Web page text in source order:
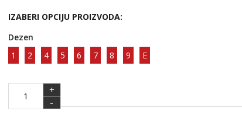
IZABERI OPCIJU PROIZVODA:
Dezen
1
2 4 5 6 7 8 9 E
+
-